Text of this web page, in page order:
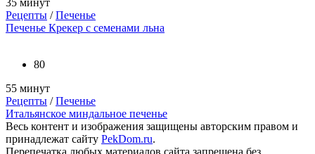
Рецепты /Печенье
Печенье Крекер с семенами льна
80
55 минут
Рецепты /Печенье
Итальянское миндальное печенье
Весь контент и изображения защищены авторским правом и
принадлежат сайту PekDom.ru.
Перепечатка любых материалов сайта запрещена без